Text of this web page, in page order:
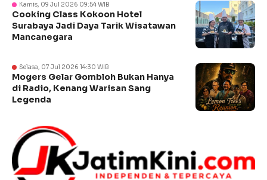
Kamis, 09 Jul 2026 09:54 WIB
Cooking Class Kokoon Hotel
Surabaya Jadi Daya Tarik Wisatawan
Mancanegara
Selasa, 07 Jul 2026 14:30 WIB
Mogers Gelar Gombloh Bukan Hanya
di Radio, Kenang Warisan Sang
Legenda